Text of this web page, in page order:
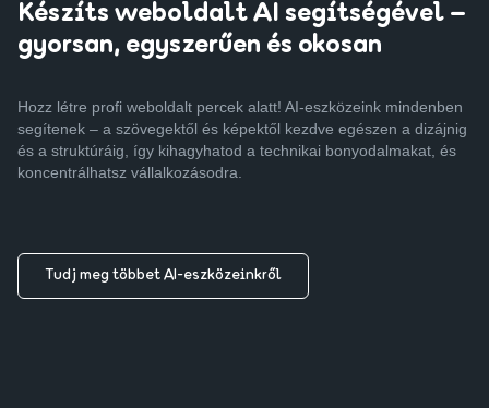
Készíts weboldalt AI segítségével –
gyorsan, egyszerűen és okosan
Hozz létre profi weboldalt percek alatt! AI-eszközeink mindenben
segítenek – a szövegektől és képektől kezdve egészen a dizájnig
és a struktúráig, így kihagyhatod a technikai bonyodalmakat, és
koncentrálhatsz vállalkozásodra.
Tudj meg többet AI-eszközeinkről